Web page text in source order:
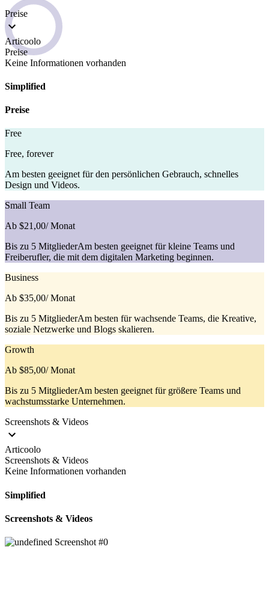
Preise
Articoolo
Preise
Keine Informationen vorhanden
Simplified
Preise
Free
Free, forever
Am besten geeignet für den persönlichen Gebrauch, schnelles
Design und Videos.
Small Team
Ab $21,00/ Monat
Bis zu 5 MitgliederAm besten geeignet für kleine Teams und
Freiberufler, die mit dem digitalen Marketing beginnen.
Business
Ab $35,00/ Monat
Bis zu 5 MitgliederAm besten für wachsende Teams, die Kreative,
soziale Netzwerke und Blogs skalieren.
Growth
Ab $85,00/ Monat
Bis zu 5 MitgliederAm besten geeignet für größere Teams und
wachstumsstarke Unternehmen.
Screenshots & Videos
Articoolo
Screenshots & Videos
Keine Informationen vorhanden
Simplified
Screenshots & Videos